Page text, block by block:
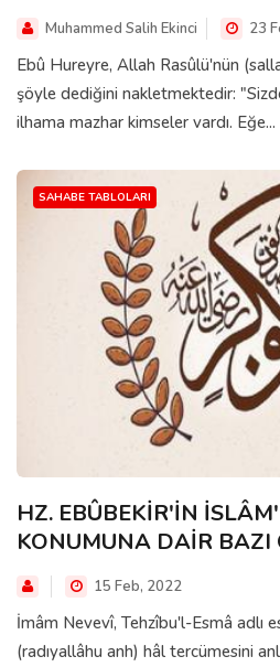
Muhammed Salih Ekinci 23
Ebû Hureyre, Allah Rasûlü'nün
şöyle dediğini nakletmektedir:
ilhama mazhar kimseler vardı. Eğe...
SAHABE TABLOLARI
HZ. EBÛBEKİR'İN
KONUMUNA DAİR BAZI
15 Feb, 2022
İmâm Nevevî, Tehzîbu'l-Esmâ adlı
(radıyallâhu anh) hâl tercümesini